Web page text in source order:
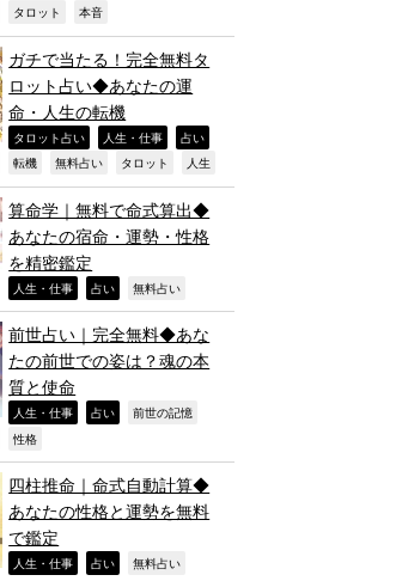
タロット 本音
ガチで当たる！完全無料タ
ロット占い◆あなたの運
命・人生の転機
タロット占い 人生・仕事 占い
転機 無料占い タロット 人生
算命学｜無料で命式算出◆
あなたの宿命・運勢・性格
を精密鑑定
人生・仕事 占い 無料占い
前世占い｜完全無料◆あな
たの前世での姿は？魂の本
質と使命
人生・仕事 占い 前世の記憶
性格
四柱推命｜命式自動計算◆
あなたの性格と運勢を無料
で鑑定
人生・仕事 占い 無料占い